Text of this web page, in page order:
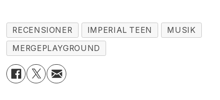
RECENSIONER IMPERIAL TEEN
MUSIK
MERGEPLAYGROUND